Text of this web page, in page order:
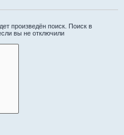
произведён поиск. Поиск в
вы не отключили